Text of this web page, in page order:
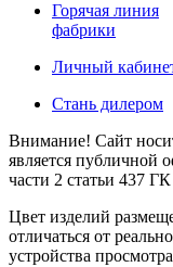
Горячая линия
фабрики
Личный
Стань дилером
Внимание! Сайт
является публичной
части 2 статьи 437
Цвет изделий
отличаться от
устройства